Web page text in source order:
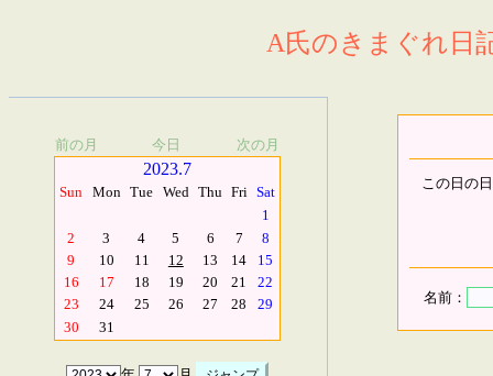
A氏のきまぐれ日
前の月 今日 次の月
2023.7
Sun Mon Tue Wed Thu Fri Sat
1
2
3 4 5 6 7
8
9
10 11 12 13 14
15
16
17 18 19 20 21
22
23
24 25 26 27 28
29
30
31
この日の
名前：